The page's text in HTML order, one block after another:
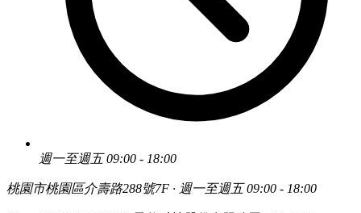
週一至週五 09:00 - 18:00
桃園市桃園區介壽路288號7F · 週一至週五 09:00 - 18:00